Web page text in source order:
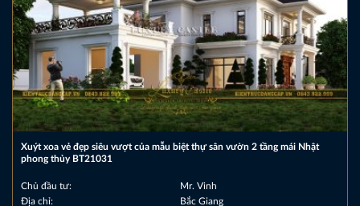
Xuýt xoa vẻ đẹp siêu vượt của mẫu biệt thự sân vườn 2 tầng mái Nhật
phong thủy BT21031
Chủ đầu tư:
Mr. Vinh
Địa chỉ:
Bắc Giang